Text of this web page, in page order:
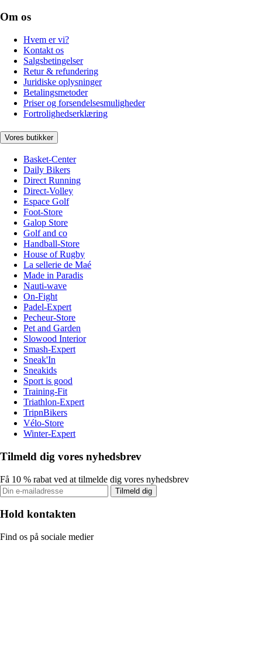
Om os
Hvem er vi?
Kontakt os
Salgsbetingelser
Retur & refundering
Juridiske oplysninger
Betalingsmetoder
Priser og forsendelsesmuligheder
Fortrolighedserklæring
Vores butikker
Basket-Center
Daily Bikers
Direct Running
Direct-Volley
Espace Golf
Foot-Store
Galop Store
Golf and co
Handball-Store
House of Rugby
La sellerie de Maé
Made in Paradis
Nauti-wave
On-Fight
Padel-Expert
Pecheur-Store
Pet and Garden
Slowood Interior
Smash-Expert
Sneak'In
Sneakids
Sport is good
Training-Fit
Triathlon-Expert
TripnBikers
Vélo-Store
Winter-Expert
Tilmeld dig vores nyhedsbrev
Få 10 % rabat ved at tilmelde dig vores nyhedsbrev
Tilmeld dig
Hold kontakten
Find os på sociale medier